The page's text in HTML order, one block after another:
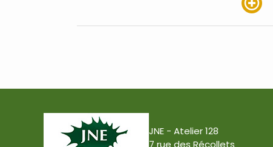
JNE - Atelier 128
7 rue des Récollets